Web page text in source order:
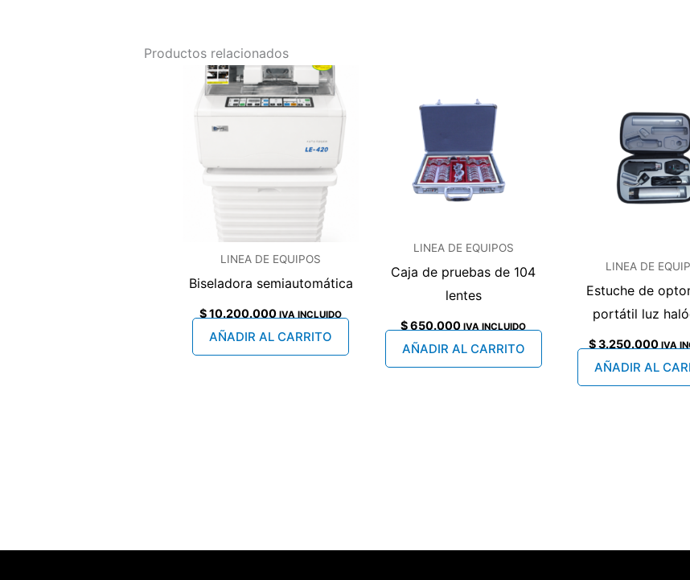
Productos relacionados
LINEA DE EQUIPOS
Biseladora semiautomática
$10.200.000 IVA INCLUIDO
AÑADIR AL CARRITO
LINEA DE EQUIPOS
Caja de pruebas de 104
lentes
$650.000 IVA INCLUIDO
AÑADIR AL CARRITO
LINEA DE
Estuche de
portátil luz
$3.250.000 IVA
AÑADIR AL